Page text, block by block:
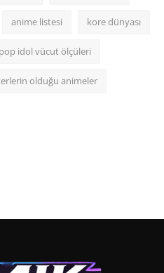
anime listesi kore dünyası
idol vücut ölçüleri
olduğu animeler